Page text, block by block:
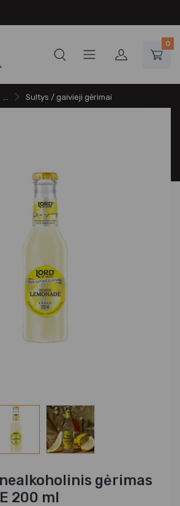
0
... Sultys / gaivieji gėrimai
gėrimas
200 ml